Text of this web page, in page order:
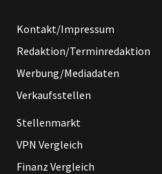
Kontakt/Impressum
Redaktion/Terminredaktion
Werbung/Mediadaten
Verkaufsstellen
Stellenmarkt
VPN Vergleich
Finanz Vergleich